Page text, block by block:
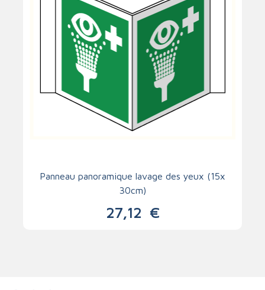
Panneau panoramique lavage des yeux (15x
30cm)
27,12 €